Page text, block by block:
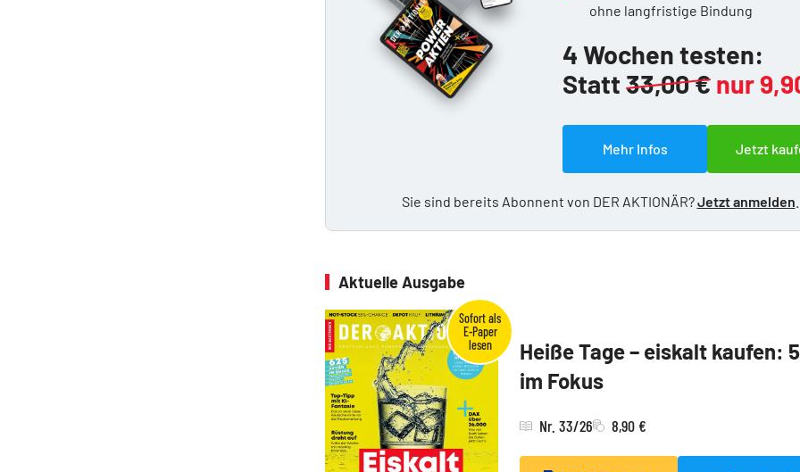
ohne langfristige Bindung
4 Wochen testen:
Statt 33,00 € nur
Mehr Infos Jetzt
Sie sind bereits Abonnent von DER AKTIONÄR?Jetzt anmelden
Aktuelle Ausgabe
Heiße Tage – eiskalt kaufen:
im Fokus
Nr. 33/26 8,90 €